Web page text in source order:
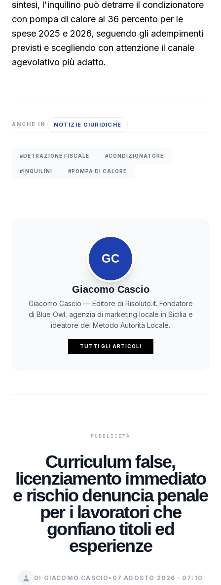
sintesi, l'inquilino può detrarre il condizionatore
con pompa di calore al 36 percento per le
spese 2025 e 2026, seguendo gli adempimenti
previsti e scegliendo con attenzione il canale
agevolativo più adatto.
ANCHE IN NOTIZIE GIURIDICHE
#DETRAZIONE FISCALE #CONDIZIONATORE
#INQUILINI #POMPA DI CALORE
GC
Giacomo Cascio
Giacomo Cascio — Editore di Risoluto.it. Fondatore
di Blue Owl, agenzia di marketing locale in Sicilia e
ideatore del Metodo Autorità Locale.
TUTTI GLI ARTICOLI
Curriculum false,
licenziamento immediato
e rischio denuncia penale
per i lavoratori che
gonfiano titoli ed
esperienze
DI GIACOMO CASCIO • 07 AGOSTO 2026 · 07:10